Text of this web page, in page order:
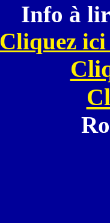
Info à
Cliquez